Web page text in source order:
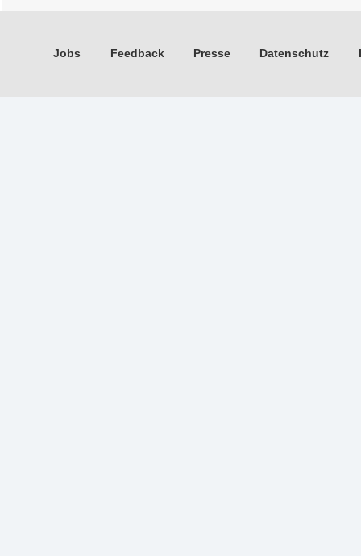
Jobs Feedback Presse Datenschutz